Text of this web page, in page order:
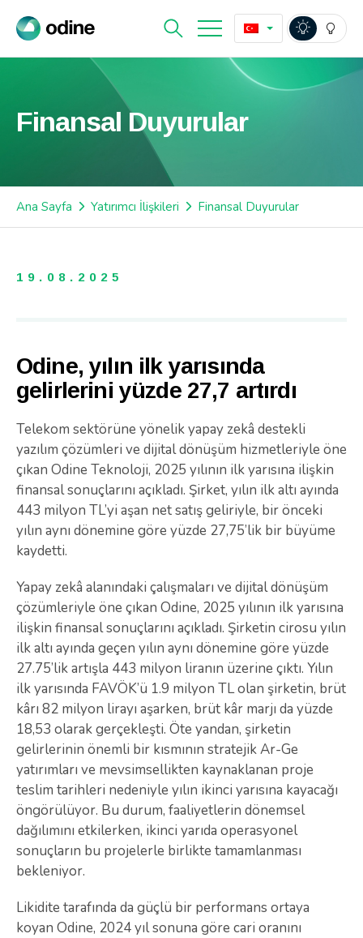
Finansal Duyurular
Ana Sayfa Yatırımcı İlişkileri Finansal Duyurular
19.08.2025
Odine, yılın ilk yarısında
gelirlerini yüzde 27,7 artırdı
Telekom sektörüne yönelik yapay zekâ destekli
yazılım çözümleri ve dijital dönüşüm hizmetleriyle öne
çıkan Odine Teknoloji, 2025 yılının ilk yarısına ilişkin
finansal sonuçlarını açıkladı. Şirket, yılın ilk altı ayında
443 milyon TL’yi aşan net satış geliriyle, bir önceki
yılın aynı dönemine göre yüzde 27,75’lik bir büyüme
kaydetti.
Yapay zekâ alanındaki çalışmaları ve dijital dönüşüm
çözümleriyle öne çıkan Odine, 2025 yılının ilk yarısına
ilişkin finansal sonuçlarını açıkladı. Şirketin cirosu yılın
ilk altı ayında geçen yılın aynı dönemine göre yüzde
27.75’lik artışla 443 milyon liranın üzerine çıktı. Yılın
ilk yarısında FAVÖK’ü 1.9 milyon TL olan şirketin, brüt
kârı 82 milyon lirayı aşarken, brüt kâr marjı da yüzde
18,53 olarak gerçekleşti. Öte yandan, şirketin
gelirlerinin önemli bir kısmının stratejik Ar-Ge
yatırımları ve mevsimsellikten kaynaklanan proje
teslim tarihleri nedeniyle yılın ikinci yarısına kayacağı
öngörülüyor. Bu durum, faaliyetlerin dönemsel
dağılımını etkilerken, ikinci yarıda operasyonel
sonuçların bu projelerle birlikte tamamlanması
bekleniyor.
Likidite tarafında da güçlü bir performans ortaya
koyan Odine, 2024 yıl sonuna göre cari oranını